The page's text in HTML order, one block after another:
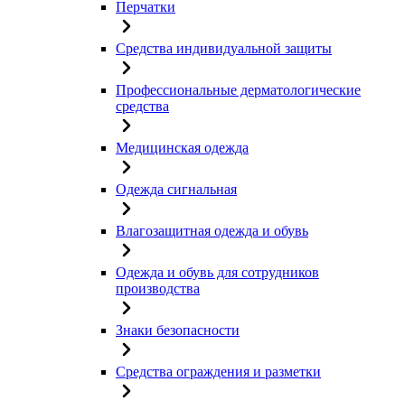
Перчатки
Средства индивидуальной защиты
Профессиональные дерматологические
средства
Медицинская одежда
Одежда сигнальная
Влагозащитная одежда и обувь
Одежда и обувь для сотрудников
производства
Знаки безопасности
Средства ограждения и разметки